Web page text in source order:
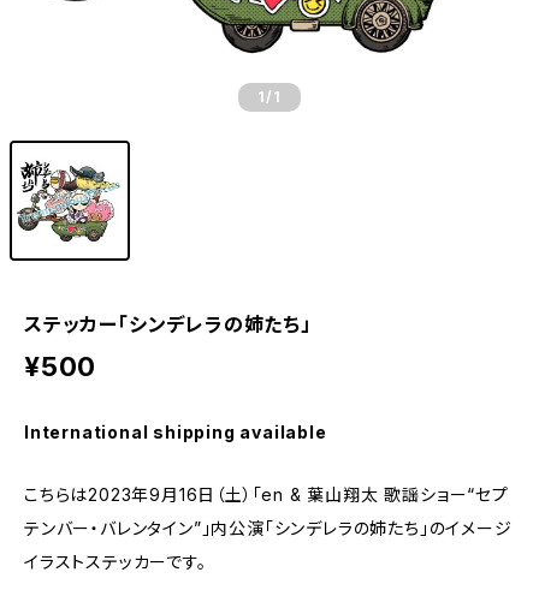
1 /1
ステッカー「シンデレラの姉たち」
¥500
International shipping available
こちらは2023年9月16日（土）「en & 葉山翔太 歌謡ショー“セプ
テンバー・バレンタイン”」内公演「シンデレラの姉たち」のイメージ
イラストステッカーです。